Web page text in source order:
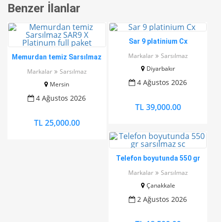
Benzer İlanlar
Memurdan temiz Sarsılmaz
Markalar
Sarsılmaz
Mersin
4 Ağustos 2026
TL 25,000.00
Sar 9 platinium Cx
Markalar
Sarsılmaz
Diyarbakır
4 Ağustos 2026
TL 39,000.00
Telefon boyutunda 550 gr
Markalar
Sarsılmaz
Çanakkale
2 Ağustos 2026